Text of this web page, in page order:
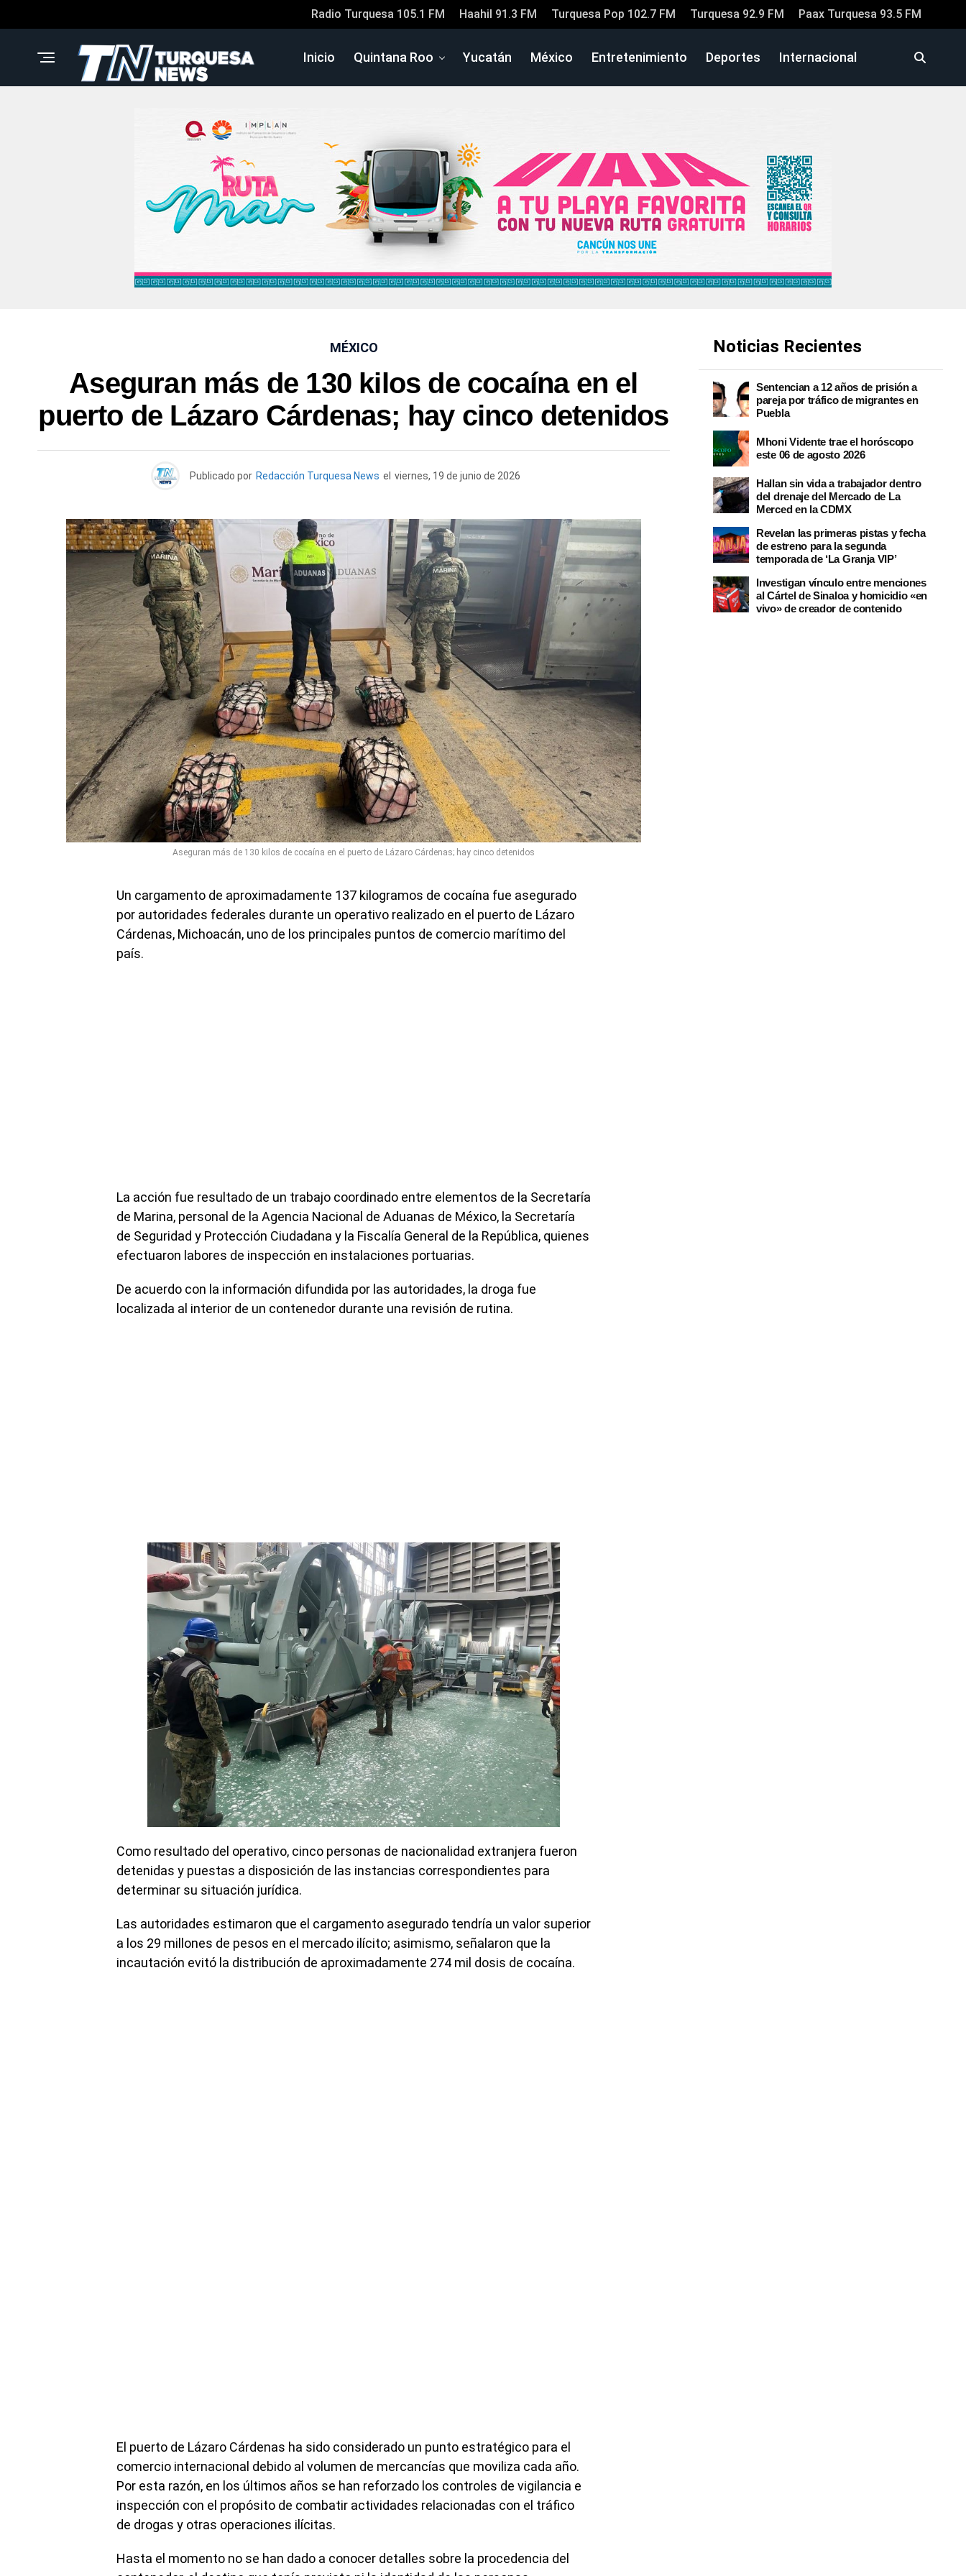
Radio Turquesa 105.1 FM Haahil 91.3 FM Turquesa Pop 102.7 FM Turquesa 92.9 FM Paax Turquesa 93.5 FM
Inicio Quintana Roo Yucatán México Entretenimiento Deportes Internacional
MÉXICO
Aseguran más de 130 kilos de cocaína en el
puerto de Lázaro Cárdenas; hay cinco detenidos
Publicado por Redacción Turquesa News el viernes, 19 de junio de 2026
Aseguran más de 130 kilos de cocaína en el puerto de Lázaro Cárdenas; hay cinco detenidos
Un cargamento de aproximadamente 137 kilogramos de cocaína fue asegurado
por autoridades federales durante un operativo realizado en el puerto de Lázaro
Cárdenas, Michoacán, uno de los principales puntos de comercio marítimo del
país.
La acción fue resultado de un trabajo coordinado entre elementos de la Secretaría
de Marina, personal de la Agencia Nacional de Aduanas de México, la Secretaría
de Seguridad y Protección Ciudadana y la Fiscalía General de la República, quienes
efectuaron labores de inspección en instalaciones portuarias.
De acuerdo con la información difundida por las autoridades, la droga fue
localizada al interior de un contenedor durante una revisión de rutina.
Como resultado del operativo, cinco personas de nacionalidad extranjera fueron
detenidas y puestas a disposición de las instancias correspondientes para
determinar su situación jurídica.
Las autoridades estimaron que el cargamento asegurado tendría un valor superior
a los 29 millones de pesos en el mercado ilícito; asimismo, señalaron que la
incautación evitó la distribución de aproximadamente 274 mil dosis de cocaína.
El puerto de Lázaro Cárdenas ha sido considerado un punto estratégico para el
comercio internacional debido al volumen de mercancías que moviliza cada año.
Por esta razón, en los últimos años se han reforzado los controles de vigilancia e
inspección con el propósito de combatir actividades relacionadas con el tráfico
de drogas y otras operaciones ilícitas.
Hasta el momento no se han dado a conocer detalles sobre la procedencia del
Noticias Recientes
Sentencian a 12 años de prisión a
pareja por tráfico de migrantes en
Puebla
Mhoni Vidente trae el horóscopo
este 06 de agosto 2026
Hallan sin vida a trabajador dentro
del drenaje del Mercado de La
Merced en la CDMX
Revelan las primeras pistas y fecha
de estreno para la segunda
temporada de ‘La Granja VIP’
Investigan vínculo entre menciones
al Cártel de Sinaloa y homicidio «en
vivo» de creador de contenido